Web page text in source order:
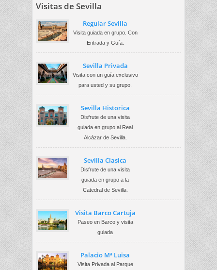
Visitas de Sevilla
Regular Sevilla
Visita guiada en grupo. Con
Entrada y Guía.
Sevilla Privada
Visita con un guía exclusivo
para usted y su grupo.
Sevilla Historica
Disfrute de una visita
guiada en grupo al Real
Alcázar de Sevilla.
Sevilla Clasica
Disfrute de una visita
guiada en grupo a la
Catedral de Sevilla.
Visita Barco Cartuja
Paseo en Barco y visita
guiada
Palacio Mª Luisa
Visita Privada al Parque